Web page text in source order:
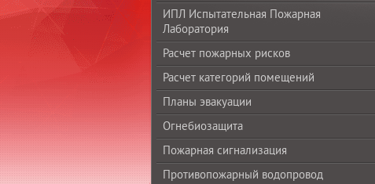
ИПЛ Испытательная Пожарная
Лаборатория
Расчет пожарных рисков
Расчет категорий помещений
Планы эвакуации
Огнебиозащита
Пожарная сигнализация
Противопожарный водопровод